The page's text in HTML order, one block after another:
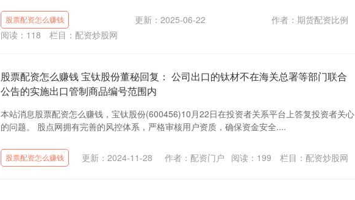
股票配资怎么赚钱 更新：2025-06-22
作者：期货配资比例
阅读： 118 栏目： 配资炒股网
股票配资怎么赚钱 宝钛股份董秘回复： 公司出口的钛材不在海关总署等部门联合
公告的实施出口管制商品编号范围内
本站消息股票配资怎么赚钱，宝钛股份(600456)10月22日在投资者关系平台上答复投资者关心
的问题。 股点网拥有完善的风控体系，严格审核用户资质，确保资金安全....
股票配资怎么赚钱 更新：2024-11-28 作者：配资门户 阅读： 199 栏目： 配资炒股网